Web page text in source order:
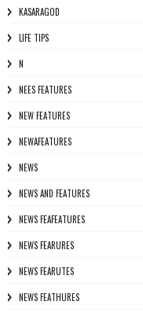
KASARAGOD
LIFE TIPS
N
NEES FEATURES
NEW FEATURES
NEWAFEATURES
NEWS
NEWS AND FEATURES
NEWS FEAFEATURES
NEWS FEARURES
NEWS FEARUTES
NEWS FEATHURES